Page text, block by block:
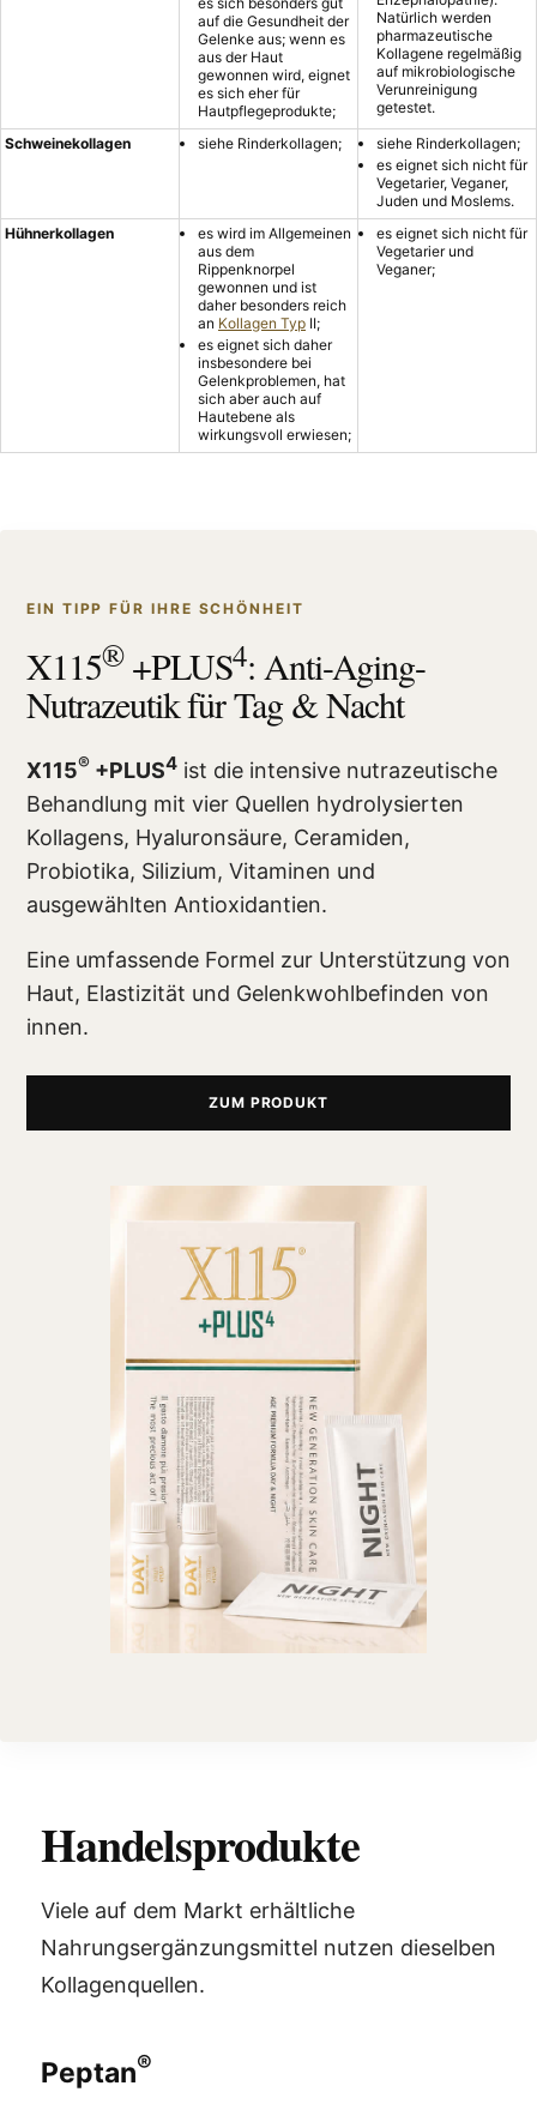
auf die Gesundheit der
Gelenke aus; wenn es
aus der Haut
gewonnen wird, eignet
es sich eher für
Hautpflegeprodukte;
Natürlich werden
pharmazeutische
Kollagene regelmäßig
auf mikrobiologische
Verunreinigung
getestet.
Schweinekollagen
siehe Rinderkollagen;
siehe Rinderkollagen;
es eignet sich nicht für
Vegetarier, Veganer,
Juden und Moslems.
Hühnerkollagen
es wird im Allgemeinen
aus dem
Rippenknorpel
gewonnen und ist
daher besonders reich
an Kollagen Typ II;
es eignet sich daher
insbesondere bei
Gelenkproblemen, hat
sich aber auch auf
Hautebene als
wirkungsvoll erwiesen;
es eignet sich nicht für
Vegetarier und
Veganer;
EIN TIPP FÜR IHRE SCHÖNHEIT
X115®+PLUS4: Anti-Aging-
Nutrazeutik für Tag & Nacht
X115® +PLUS4 ist die intensive nutrazeutische
Behandlung mit vier Quellen hydrolysierten
Kollagens, Hyaluronsäure, Ceramiden,
Probiotika, Silizium, Vitaminen und
ausgewählten Antioxidantien.
Eine umfassende Formel zur Unterstützung von
Haut, Elastizität und Gelenkwohlbefinden von
innen.
ZUM PRODUKT
Handelsprodukte
Viele auf dem Markt erhältliche
Nahrungsergänzungsmittel nutzen dieselben
Kollagenquellen.
Peptan®